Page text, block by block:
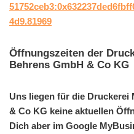
4d9.81969
Öffnungszeiten der
Behrens GmbH & Co KG
Uns liegen für die Druckerei
& Co KG keine aktuellen
Dich aber im Google